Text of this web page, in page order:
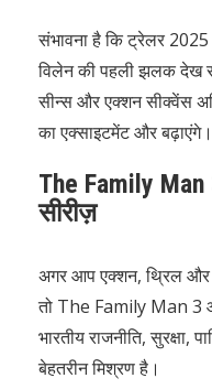
संभावना है कि ट्रेलर
विलेन की पहली झलक देख
सीन्स और एक्शन सीक्वेंस
का एक्साइटमेंट और बढ़ाएंगे।
The Family Man
सीरीज़
अगर आप एक्शन, थ्रिल और
तो The Family Man 3
भारतीय राजनीति, सुरक्षा,
बेहतरीन मिश्रण है।